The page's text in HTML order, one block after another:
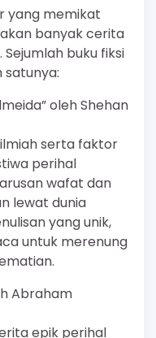
yang memikat
banyak cerita
buku fiksi
satunya:
oleh Shehan
serta faktor
perihal
wafat dan
lewat dunia
yang unik,
untuk merenung
Abraham
epik perihal